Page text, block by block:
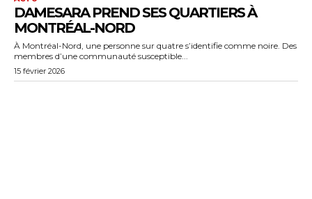
DAMESARA PREND SES QUARTIERS À
MONTRÉAL-NORD
À Montréal-Nord, une personne sur quatre s’identifie comme noire. Des
membres d’une communauté susceptible...
15 février 2026